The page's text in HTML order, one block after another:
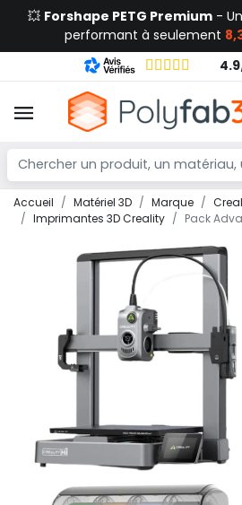
💥 Forshape PETG Premium -
performant à seulement
4.9
Accueil Matériel 3D Marque
Imprimantes 3D Creality
Pack